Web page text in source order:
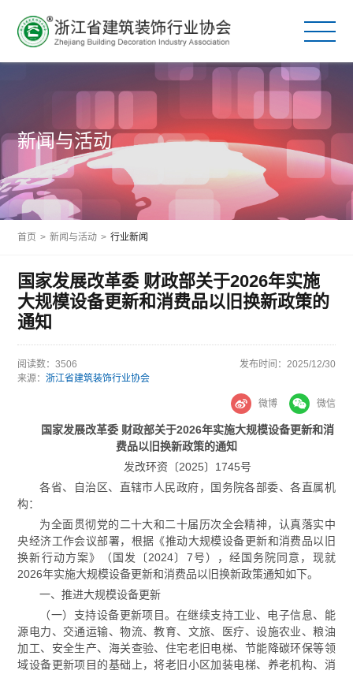
新闻与活动
首页 > 新闻与活动 > 行业新闻
国家发展改革委 财政部关于2026年实施
大规模设备更新和消费品以旧换新政策的
通知
阅读数：3506 发布时间： 2025/12/30
来源：浙江省建筑装饰行业协会
微博 微信
国家发展改革委 财政部关于2026年实施大规模设备更新和消
费品以旧换新政策的通知
发改环资〔2025〕1745号
各省、自治区、直辖市人民政府，国务院各部委、各直属机
构：
为全面贯彻党的二十大和二十届历次全会精神，认真落实中
央经济工作会议部署，根据《推动大规模设备更新和消费品以旧
换新行动方案》（国发〔2024〕7号），经国务院同意，现就
2026年实施大规模设备更新和消费品以旧换新政策通知如下。
一、推进大规模设备更新
（一）支持设备更新项目。在继续支持工业、电子信息、能
源电力、交通运输、物流、教育、文旅、医疗、设施农业、粮油
加工、安全生产、海关查验、住宅老旧电梯、节能降碳环保等领
域设备更新项目的基础上，将老旧小区加装电梯、养老机构、消